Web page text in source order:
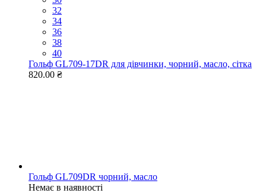
32
34
36
38
40
Гольф GL709-17DR для дівчинки, чорний, масло, сітка
820.00 ₴
Гольф GL709DR чорний, масло
Немає в наявності